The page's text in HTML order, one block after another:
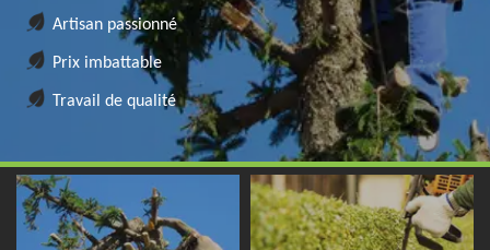
Artisan passionné
Prix imbattable
Travail de qualité